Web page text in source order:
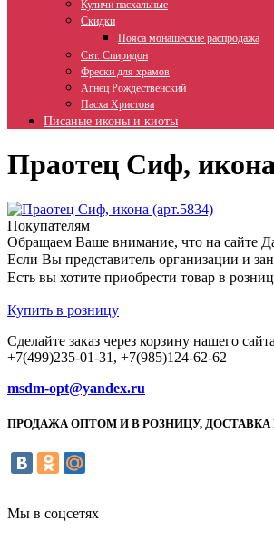
Куличи пасхальные
Скидки
Пояса монашеские распродажа
Свт. Спиридон
Фрески для храмов
Агнец Рождественский
Пасха Христова
Писаные иконы и киоты
Праотец Сиф,
Покупателям
Обращаем Ваше внимание, что на сайте
Если Вы представитель организации и
Есть вы хотите приобрести товар в
Купить в розницу
Сделайте заказ через корзину нашего
+7(499)235-01-31, +7(985)124-62-62
msdm-opt@yandex.ru
ПРОДАЖА ОПТОМ И В РОЗНИЦУ,
Мы в соцсетях